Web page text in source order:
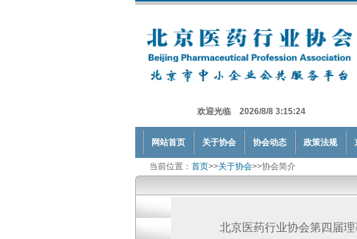
欢迎光临 2026/8/8 3:15:24
网站首页 关于协会 协会动态 政策法规
当前位置： 首页>>关于协会>>协会简介
北京医药行业协会第四届